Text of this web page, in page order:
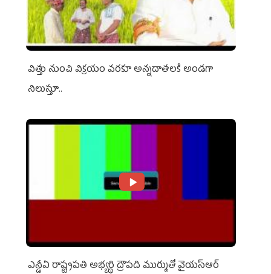
విత్తు నుంచి విక్రయం వరకూ అన్నదాతలకి అండగా
నిలుస్తూ..
ఎన్డీఏ రాష్ట్ర‌ప‌తి అభ్య‌ర్థి ద్రౌప‌ది ముర్ముతో వైయ‌స్ఆర్